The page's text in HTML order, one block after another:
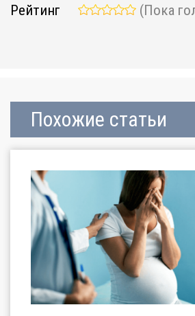
Рейтинг (Пока
Похожие статьи